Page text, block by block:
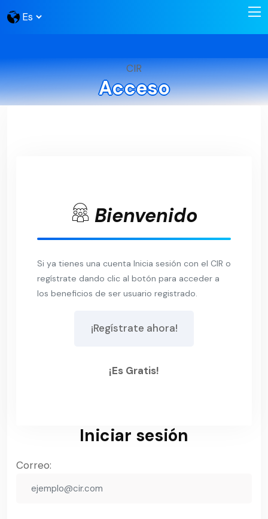
CIR
Acceso
Bienvenido
Si ya tienes una cuenta Inicia sesión con el CIR o
regístrate dando clic al botón para acceder a
los beneficios de ser usuario registrado.
¡Regístrate ahora!
¡es Gratis!
Iniciar sesión
Correo: